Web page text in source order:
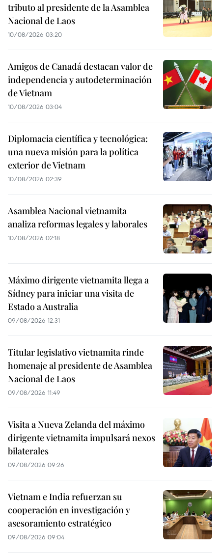
tributo al presidente de la Asamblea
Nacional de Laos
10/08/2026 03:20
Amigos de Canadá destacan valor de
independencia y autodeterminación
de Vietnam
10/08/2026 03:04
Diplomacia científica y tecnológica:
una nueva misión para la política
exterior de Vietnam
10/08/2026 02:39
Asamblea Nacional vietnamita
analiza reformas legales y laborales
10/08/2026 02:18
Máximo dirigente vietnamita llega a
Sídney para iniciar una visita de
Estado a Australia
09/08/2026 12:31
Titular legislativo vietnamita rinde
homenaje al presidente de Asamblea
Nacional de Laos
09/08/2026 11:49
Visita a Nueva Zelanda del máximo
dirigente vietnamita impulsará nexos
bilaterales
09/08/2026 09:26
Vietnam e India refuerzan su
cooperación en investigación y
asesoramiento estratégico
09/08/2026 09:04